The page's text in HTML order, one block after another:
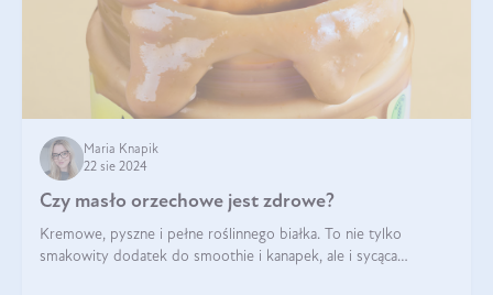
Maria Knapik
22 sie 2024
Czy masło orzechowe jest zdrowe?
Kremowe, pyszne i pełne roślinnego białka. To nie tylko
smakowity dodatek do smoothie i kanapek, ale i sycąca